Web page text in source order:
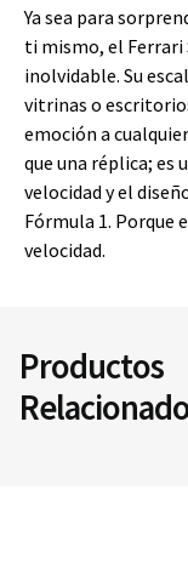
Ya sea para
ti mismo, el Ferrari
inolvidable. Su
vitrinas o
emoción a
que una réplica; es
velocidad y el
Fórmula 1. Porque
velocidad.
Productos